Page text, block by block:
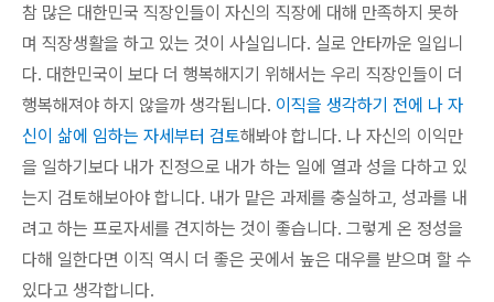
참 많은 대한민국 직장인들이 자신의 직장에 대해 만족하지 못하
며 직장생활을 하고 있는 것이 사실입니다. 실로 안타까운 일입니
다. 대한민국이 보다 더 행복해지기 위해서는 우리 직장인들이 더
행복해져야 하지 않을까 생각됩니다. 이직을 생각하기 전에 나 자
신이 삶에 임하는 자세부터 검토해봐야 합니다. 나 자신의 이익만
을 일하기보다 내가 진정으로 내가 하는 일에 열과 성을 다하고 있
는지 검토해보아야 합니다. 내가 맡은 과제를 충실하고, 성과를 내
려고 하는 프로자세를 견지하는 것이 좋습니다. 그렇게 온 정성을
다해 일한다면 이직 역시 더 좋은 곳에서 높은 대우를 받으며 할 수
있다고 생각합니다.